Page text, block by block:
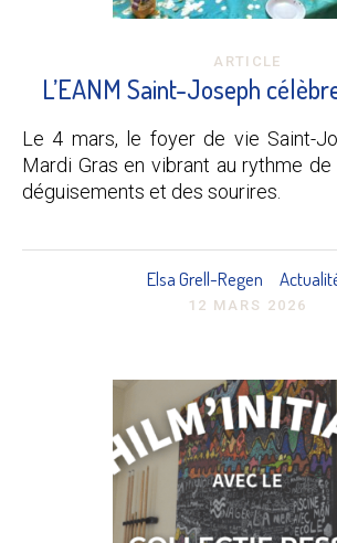
ARTICLE
L’EANM Saint-Joseph
Le 4 mars, le foyer de vie Saint-
Mardi Gras en vibrant au rythme de
déguisements et des sourires.
Elsa Grell-Regen
12 MARS 2026